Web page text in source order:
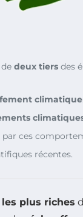
deux tiers des
climatique
par ces
récentes.
les plus riches